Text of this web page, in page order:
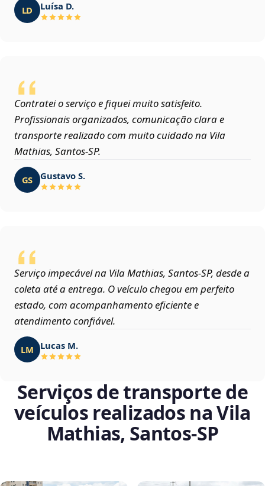
LD Luísa D.
Contratei o serviço e fiquei muito satisfeito.
Profissionais organizados, comunicação clara e
transporte realizado com muito cuidado na Vila
Mathias, Santos‑SP.
GS Gustavo S.
Serviço impecável na Vila Mathias, Santos‑SP, desde a
coleta até a entrega. O veículo chegou em perfeito
estado, com acompanhamento eficiente e
atendimento confiável.
LM Lucas M.
Serviços de transporte de
veículos realizados na Vila
Mathias, Santos‑SP